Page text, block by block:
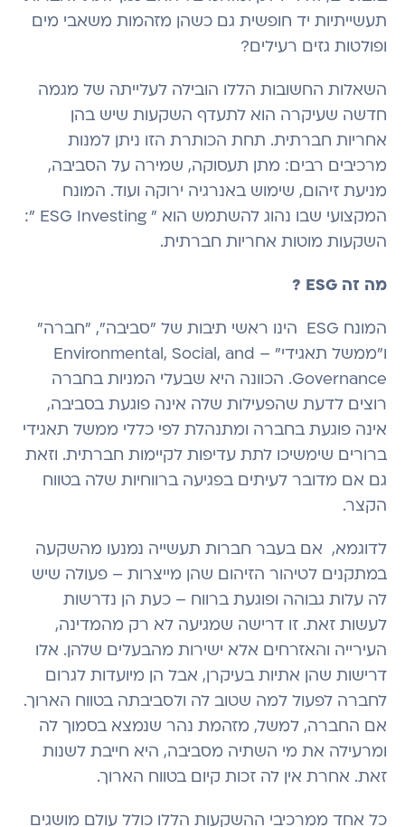
תעשייתיות יד חופשית גם כשהן מזהמות משאבי מים
ופולטות גזים רעילים?
השאלות החשובות הללו הובילה לעלייתה של מגמה
חדשה שעיקרה הוא לתעדף השקעות שיש בהן
אחריות חברתית. תחת הכותרת הזו ניתן למנות
מרכיבים רבים: מתן תעסוקה, שמירה על הסביבה,
מניעת זיהום, שימוש באנרגיה ירוקה ועוד. המונח
המקצועי שבו נהוג להשתמש הוא " ESG Investing ":
השקעות מוטות אחריות חברתית.
מה זה ESG ?
המונח ESG הינו ראשי תיבות של "סביבה", "חברה"
ו"ממשל תאגידי" – Environmental, Social, and
Governance. הכוונה היא שבעלי המניות בחברה
רוצים לדעת שהפעילות שלה אינה פוגעת בסביבה,
אינה פוגעת בחברה ומתנהלת לפי כללי ממשל תאגידי
ברורים שימשיכו לתת עדיפות לקיימות חברתית. וזאת
גם אם מדובר לעיתים בפגיעה ברווחיות שלה בטווח
הקצר.
לדוגמא, אם בעבר חברות תעשייה נמנעו מהשקעה
במתקנים לטיהור הזיהום שהן מייצרות – פעולה שיש
לה עלות גבוהה ופוגעת ברווח – כעת הן נדרשות
לעשות זאת. זו דרישה שמגיעה לא רק מהמדינה,
העירייה והאזרחים אלא ישירות מהבעלים שלהן. אלו
דרישות שהן אתיות בעיקרן, אבל הן מיועדות לגרום
לחברה לפעול למה שטוב לה ולסביבתה בטווח הארוך.
אם החברה, למשל, מזהמת נהר שנמצא בסמוך לה
ומרעילה את מי השתיה מסביבה, היא חייבת לשנות
זאת. אחרת אין לה זכות קיום בטווח הארוך.
כל אחד ממרכיבי ההשקעות הללו כולל עולם מושגים